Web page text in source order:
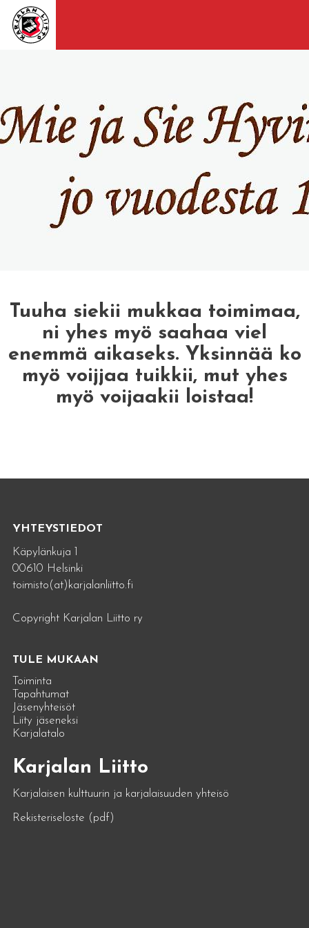
Tuuha siekii mukkaa toimimaa,
ni yhes myö saahaa viel
enemmä aikaseks. Yksinnää ko
myö voijjaa tuikkii, mut yhes
myö voijaakii loistaa!
YHTEYSTIEDOT
Käpylänkuja 1
00610 Helsinki
toimisto(at)karjalanliitto.fi
Copyright Karjalan Liitto ry
TULE MUKAAN
Toiminta
Tapahtumat
Jäsenyhteisöt
Liity jäseneksi
Karjalatalo
Karjalan Liitto
Karjalaisen kulttuurin ja karjalaisuuden yhteisö
Rekisteriseloste (pdf)